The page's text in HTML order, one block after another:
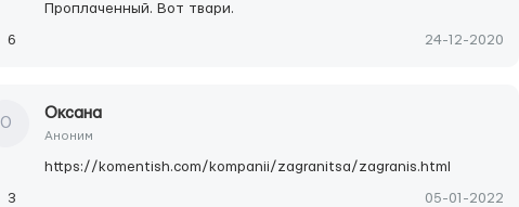
Проплаченный. Вот твари.
6 24-12-2020
О
Оксана
Аноним
https://komentish.com/kompanii/zagranitsa/zagranis.html
3 05-01-2022